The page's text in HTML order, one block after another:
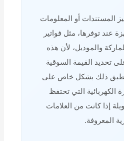
المستندات أو المعلومات
عند توفرها، مثل فواتير
والموديل، لأن هذه
تحديد القيمة السوقية
ذلك بشكل خاص على
الكهربائية التي تحتفظ
إذا كانت من العلامات
المعروفة.